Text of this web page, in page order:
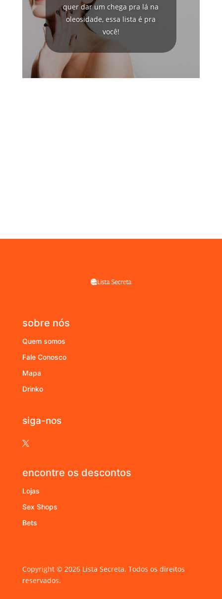
quer dar um chega pra lá na
oleosidade, essa lista é pra
você!
sobre nós
Quem somos
Fale Conosco
Mapa
Drinko
siga-nos

encontre os descontos
Lojas
Sex Shops
Bets
Copyright © 2026 Lista Secreta. Todos os direitos
reservados.